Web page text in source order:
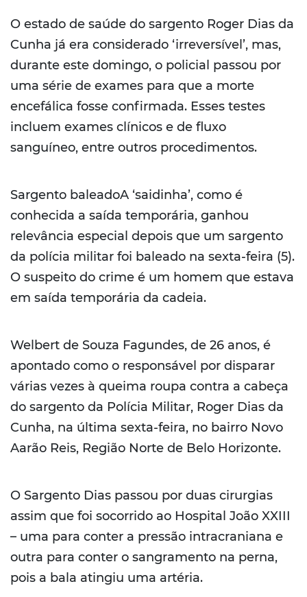
O estado de saúde do sargento Roger Dias da
Cunha já era considerado ‘irreversível’, mas,
durante este domingo, o policial passou por
uma série de exames para que a morte
encefálica fosse confirmada. Esses testes
incluem exames clínicos e de fluxo
sanguíneo, entre outros procedimentos.
Sargento baleadoA ‘saidinha’, como é
conhecida a saída temporária, ganhou
relevância especial depois que um sargento
da polícia militar foi baleado na sexta-feira (5).
O suspeito do crime é um homem que estava
em saída temporária da cadeia.
Welbert de Souza Fagundes, de 26 anos, é
apontado como o responsável por disparar
várias vezes à queima roupa contra a cabeça
do sargento da Polícia Militar, Roger Dias da
Cunha, na última sexta-feira, no bairro Novo
Aarão Reis, Região Norte de Belo Horizonte.
O Sargento Dias passou por duas cirurgias
assim que foi socorrido ao Hospital João XXIII
– uma para conter a pressão intracraniana e
outra para conter o sangramento na perna,
pois a bala atingiu uma artéria.